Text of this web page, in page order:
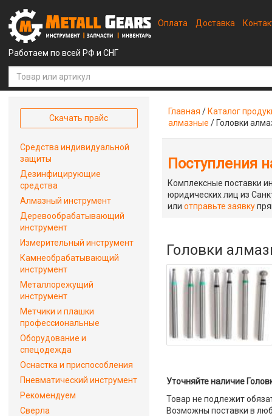
Работаем по всей РФ и СНГ
Оплата Доставка
Главная / Каталог
алмазные / Головки
Поступления
Комплексные поставки
юридических лиц из
илиотправьте заявку
Головки
Уточняйте наличие
Товар не подлежит
Возможны поставки в
Скачать прайс
Средства индивидуальной
защиты
Дезинфицирующие
средства
Алмазный инструмент
Деревообрабатывающий
инструмент
Измерительный инструмент
Камнеобрабатывающий
инструмент
Металлорежущий
инструмент
Метчики и плашки
профессиональные
Оборудование и
спецодежда
Оснастка и приспособления
Пневматический инструмент
Рекомендуем
Сверла